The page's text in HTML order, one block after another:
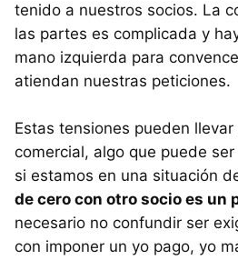
tenido a nuestros socios. La
las partes es complicada y
mano izquierda para
atiendan nuestras peticiones.
Estas tensiones pueden
comercial, algo que puede
si estamos en una situación
de cero con otro socio es un
necesario no confundir ser
con imponer un yo pago, yo